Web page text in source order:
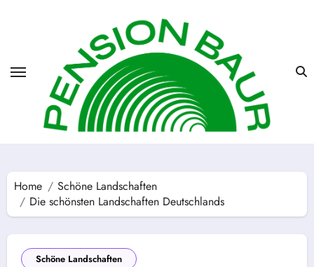
Home
Schöne Landschaften
Die schönsten Landschaften Deutschlands
Schöne Landschaften